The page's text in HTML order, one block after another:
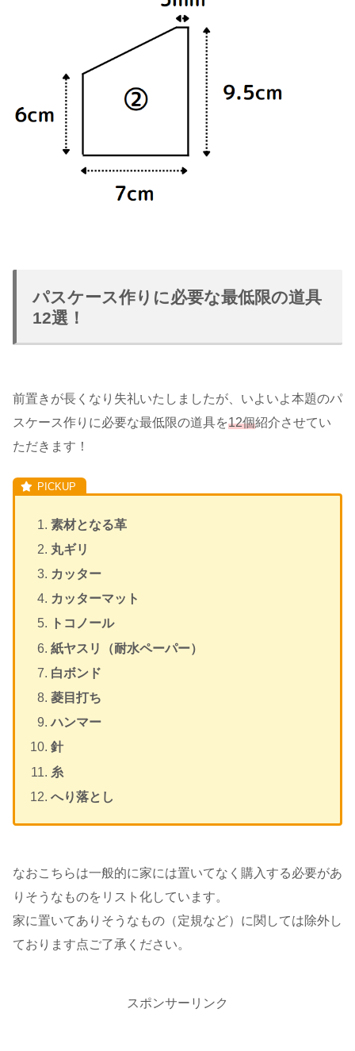
パスケース作りに必要な最低限の道具
12選！
前置きが長くなり失礼いたしましたが、いよいよ本題のパ
スケース作りに必要な最低限の道具を12個紹介させてい
ただきます！
素材となる革
丸ギリ
カッター
カッターマット
トコノール
紙ヤスリ（耐水ペーパー）
白ボンド
菱目打ち
ハンマー
針
糸
へり落とし
なおこちらは一般的に家には置いてなく購入する必要があ
りそうなものをリスト化しています。
家に置いてありそうなもの（定規など）に関しては除外し
ております点ご了承ください。
スポンサーリンク